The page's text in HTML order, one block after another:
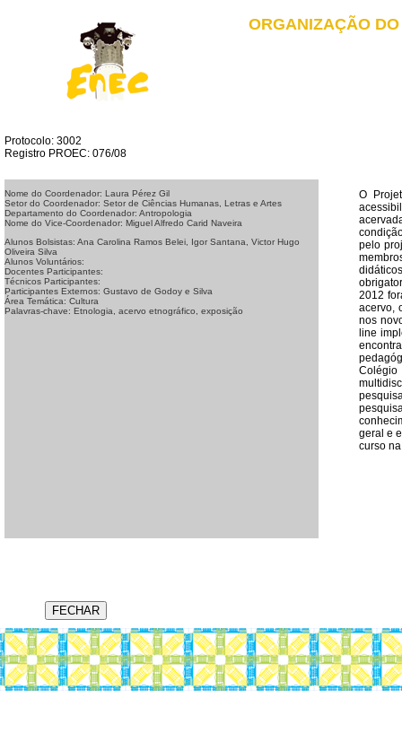
ORGANIZAÇÃO
Nome do Coordenador: Laura Pérez Gil
Setor do Coordenador: Setor de Ciências Humanas, Letras e Artes
Departamento do Coordenador: Antropologia
Nome do Vice-Coordenador: Miguel Alfredo Carid Naveira
Alunos Bolsistas: Ana Carolina Ramos Belei, Igor Santana, Victor Hugo
Oliveira Silva
Alunos Voluntários:
Docentes Participantes:
Técnicos Participantes:
Participantes Externos: Gustavo de Godoy e Silva
Área Temática: Cultura
Palavras-chave: Etnologia, acervo etnográfico, exposição
O
pelo
2012
acervo,
nos
line
geral e
curso
Protocolo: 3002
Registro PROEC: 076/08